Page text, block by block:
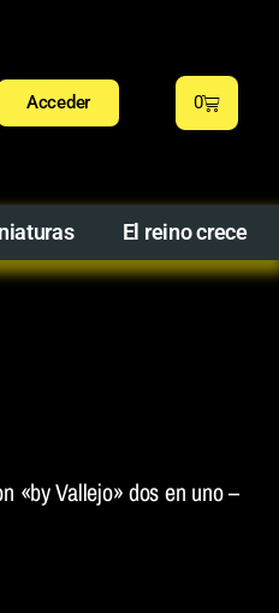
Acceder 0
El reino crece
«by Vallejo» dos en uno –